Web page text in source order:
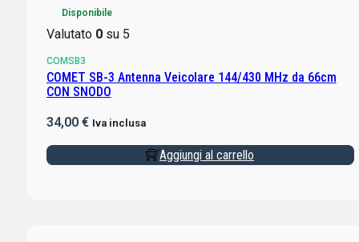
Disponibile
Valutato 0su 5
COMSB3
COMET SB-3 Antenna Veicolare 144/430 MHz da 66cm
CON SNODO
34,00 € Iva inclusa
Aggiungi al carrello